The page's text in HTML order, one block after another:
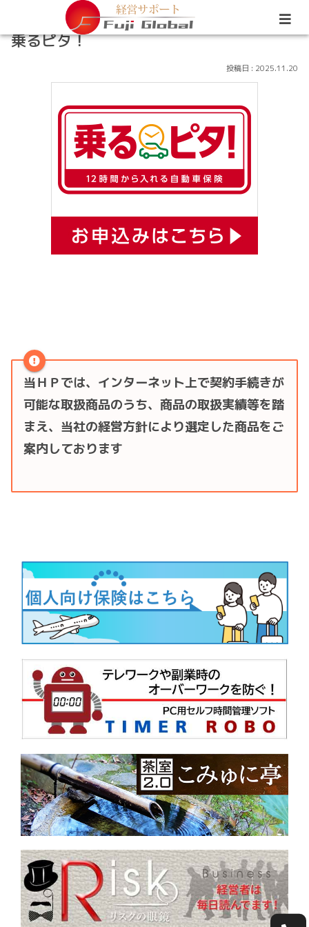
乗るピタ！
2025.11.20
当ＨＰでは、インターネット上で契約手続きが
可能な取扱商品のうち、商品の取扱実績等を踏
まえ、当社の経営方針により選定した商品をご
案内しております